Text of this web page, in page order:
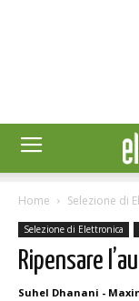
Home Selezione di
Selezione di Elettronica
Ripensare
Suhel Dhanani -